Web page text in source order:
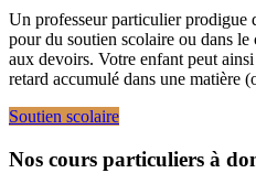
Un professeur particulier prodigue
pour du soutien scolaire ou dans le
aux devoirs. Votre enfant peut
retard accumulé dans une matière
Soutien scolaire
Nos cours particuliers à